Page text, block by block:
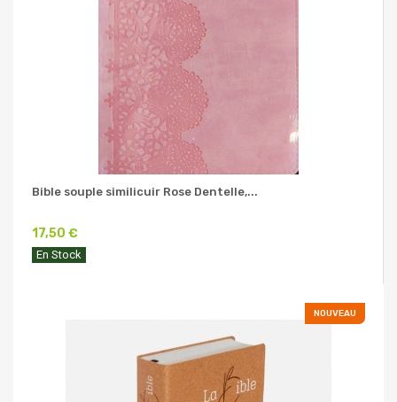
Bible souple similicuir Rose Dentelle,...
17,50 €
En Stock
NOUVEAU